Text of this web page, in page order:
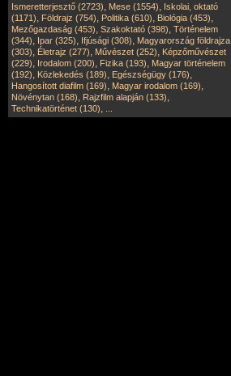
Ismeretterjesztő (2723), Mese (1554), Iskolai, oktató
(1171), Földrajz (754), Politika (610), Biológia (453),
Mezőgazdaság (453), Szakoktató (398), Történelem
(344), Ipar (325), Ifjúsági (308), Magyarország földrajza
(303), Életrajz (277), Művészet (252), Képzőművészet
(229), Irodalom (200), Fizika (193), Magyar történelem
(192), Közlekedés (189), Egészségügy (176),
Hangosított diafilm (169), Magyar irodalom (169),
Növénytan (168), Rajzfilm alapján (133),
Technikatörténet (130),